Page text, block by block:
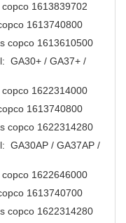
1613839702
1613740800
copco 1613610500
GA30+ / GA37+ /
1622314000
1613740800
copco 1622314280
GA30AP / GA37AP /
1622646000
1613740700
copco 1622314280